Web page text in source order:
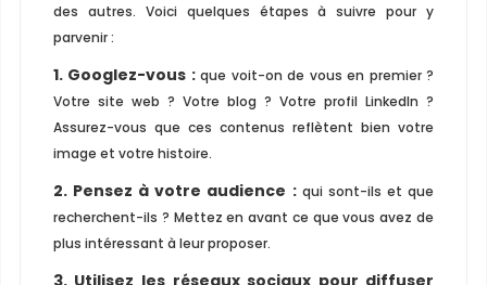
des autres. Voici quelques étapes à suivre pour y
parvenir :
1. Googlez-vous :que voit-on de vous en premier ?
Votre site web ? Votre blog ? Votre profil LinkedIn ?
Assurez-vous que ces contenus reflètent bien votre
image et votre histoire.
2. Pensez à votre audience :qui sont-ils et que
recherchent-ils ? Mettez en avant ce que vous avez de
plus intéressant à leur proposer.
3. Utilisez les réseaux sociaux pour diffuser